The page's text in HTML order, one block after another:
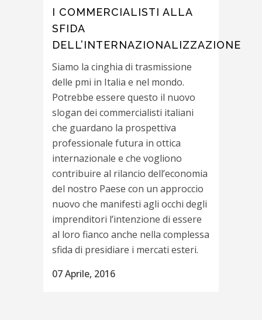
I COMMERCIALISTI ALLA
SFIDA
DELL’INTERNAZIONALIZZAZIONE
Siamo la cinghia di trasmissione
delle pmi in Italia e nel mondo.
Potrebbe essere questo il nuovo
slogan dei commercialisti italiani
che guardano la prospettiva
professionale futura in ottica
internazionale e che vogliono
contribuire al rilancio dell’economia
del nostro Paese con un approccio
nuovo che manifesti agli occhi degli
imprenditori l’intenzione di essere
al loro fianco anche nella complessa
sfida di presidiare i mercati esteri.
07 Aprile, 2016